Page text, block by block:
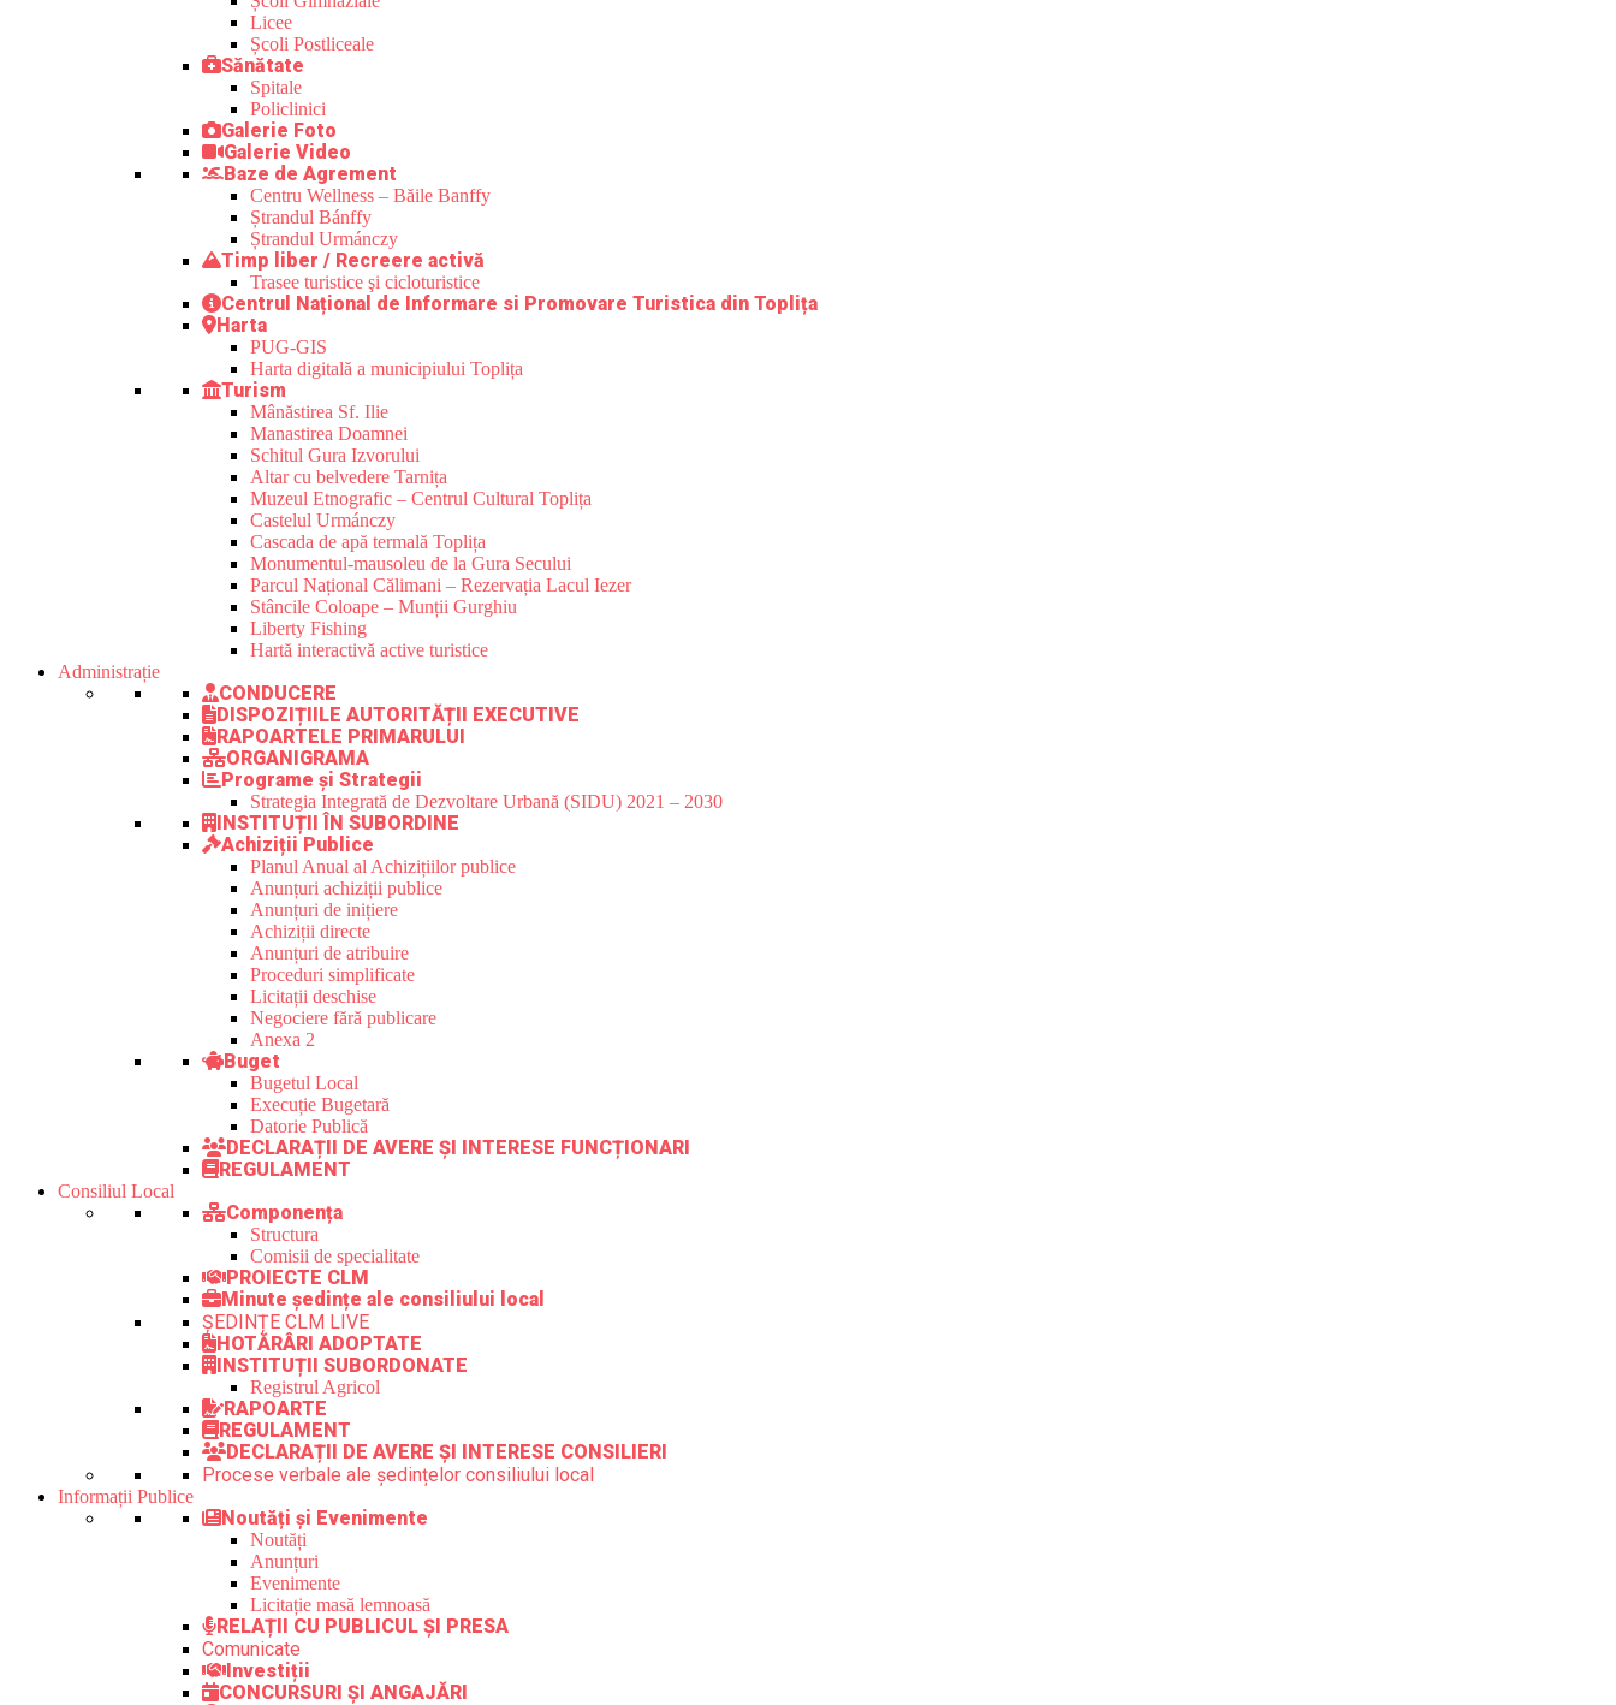
Licee
Școli Postliceale
Sănătate
Spitale
Policlinici
Galerie Foto
Galerie Video
Baze de Agrement
Centru Wellness – Băile Banffy
Ștrandul Bánffy
Ștrandul Urmánczy
Timp liber / Recreere activă
Trasee turistice şi cicloturistice
Centrul Național de Informare si Promovare Turistica din Toplița
Harta
PUG-GIS
Harta digitală a municipiului Toplița
Turism
Mânăstirea Sf. Ilie
Manastirea Doamnei
Schitul Gura Izvorului
Altar cu belvedere Tarnița
Muzeul Etnografic – Centrul Cultural Toplița
Castelul Urmánczy
Cascada de apă termală Toplița
Monumentul-mausoleu de la Gura Secului
Parcul Național Călimani – Rezervația Lacul Iezer
Stâncile Coloape – Munții Gurghiu
Liberty Fishing
Hartă interactivă active turistice
Administrație
CONDUCERE
DISPOZIȚIILE AUTORITĂȚII EXECUTIVE
RAPOARTELE PRIMARULUI
ORGANIGRAMA
Programe și Strategii
Strategia Integrată de Dezvoltare Urbană (SIDU) 2021 – 2030
INSTITUȚII ÎN SUBORDINE
Achiziții Publice
Planul Anual al Achizițiilor publice
Anunțuri achiziții publice
Anunțuri de inițiere
Achiziții directe
Anunțuri de atribuire
Proceduri simplificate
Licitații deschise
Negociere fără publicare
Anexa 2
Buget
Bugetul Local
Execuție Bugetară
Datorie Publică
DECLARAȚII DE AVERE ȘI INTERESE FUNCȚIONARI
REGULAMENT
Consiliul Local
Componența
Structura
Comisii de specialitate
PROIECTE CLM
Minute ședințe ale consiliului local
ȘEDINȚE CLM LIVE
HOTĂRÂRI ADOPTATE
INSTITUȚII SUBORDONATE
Registrul Agricol
RAPOARTE
REGULAMENT
DECLARAȚII DE AVERE ȘI INTERESE CONSILIERI
Procese verbale ale ședințelor consiliului local
Informații Publice
Noutăți și Evenimente
Noutăți
Anunțuri
Evenimente
Licitație masă lemnoasă
RELAȚII CU PUBLICUL ȘI PRESA
Comunicate
Investiții
CONCURSURI ȘI ANGAJĂRI